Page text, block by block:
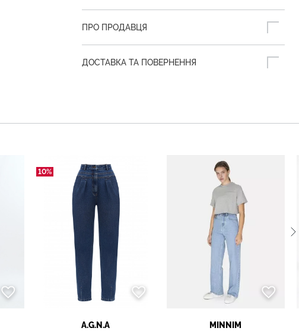
ПРО ПРОДАВЦЯ
ДОСТАВКА ТА ПОВЕРНЕННЯ
10%
A.G.N.A
MINNIM